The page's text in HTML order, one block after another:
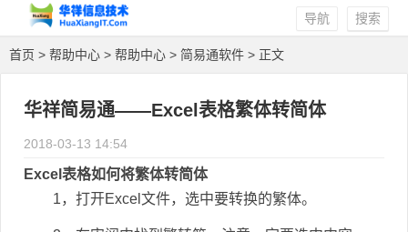
搜索
导航
首页 > 帮助中心 > 帮助中心 > 简易通软件 > 正文
华祥简易通——Excel表格繁体转简体
2018-03-13 14:54
Excel表格如何将繁体转简体
1，打开Excel文件，选中要转换的繁体。